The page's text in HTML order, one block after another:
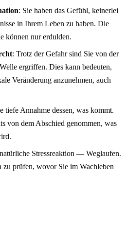
: Sie haben das Gefühl, keinerlei
in Ihrem Leben zu haben. Die
können nur erdulden.
: Trotz der Gefahr sind Sie von der
ergriffen. Dies kann bedeuten,
Veränderung anzunehmen, auch
tiefe Annahme dessen, was kommt.
von dem Abschied genommen, was
Stressreaktion — Weglaufen.
zu prüfen, wovor Sie im Wachleben